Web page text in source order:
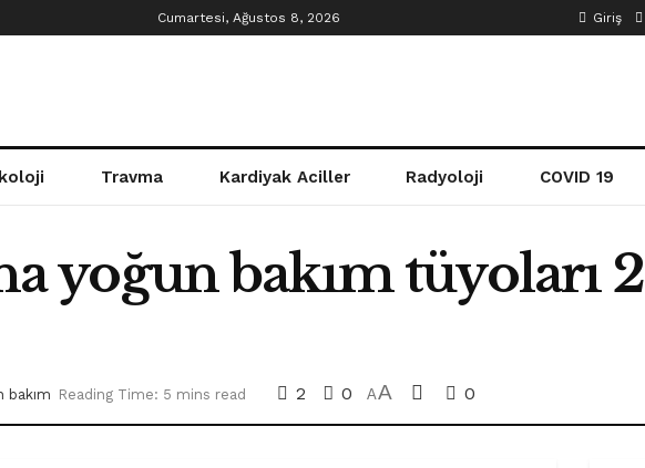
Cumartesi, Ağustos 8, 2026 Giriş
Travma Kardiyak Aciller Radyoloji COVID 19
yoğun bakım tüyoları 2
bakım Reading Time: 5 mins read 2 0 AA 0